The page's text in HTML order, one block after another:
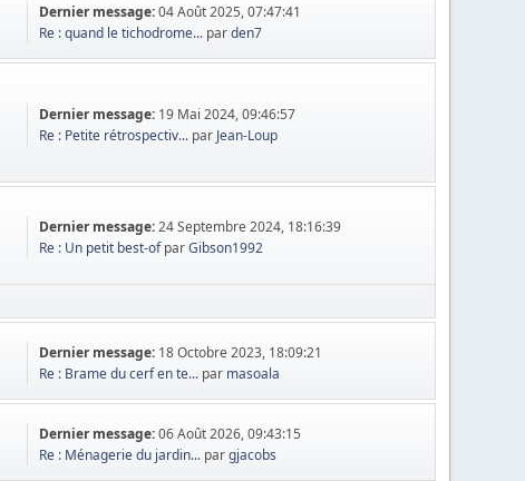
Dernier message:04 Août 2025, 07:47:41
Re : quand le tichodrome... parden7
Dernier message: 19 Mai 2024, 09:46:57
Re : Petite rétrospectiv... par Jean-Loup
Dernier message:24 Septembre 2024, 18:16:39
Re : Un petit best-ofparGibson1992
Dernier message: 18 Octobre 2023, 18:09:21
Re : Brame du cerf en te... par masoala
Dernier message:06 Août 2026, 09:43:15
Re : Ménagerie du jardin... pargjacobs